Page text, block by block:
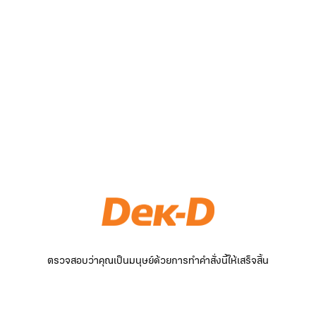
ตรวจสอบว่าคุณเป็นมนุษย์ด้วยการทำคำสั่งนี้ให้เสร็จสิ้น